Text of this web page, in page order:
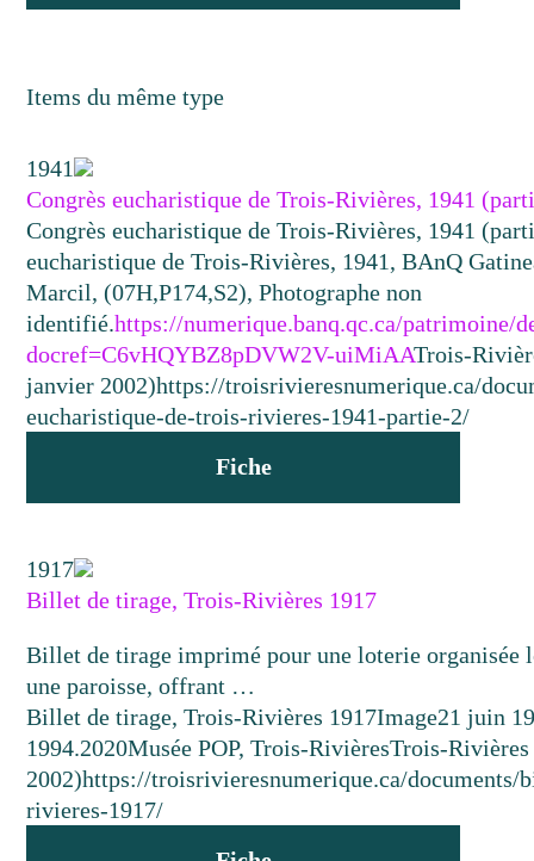
Items du même type
1941
Congrès eucharistique de Trois-Rivières, 1941
Congrès eucharistique de Trois-Rivières, 1941
eucharistique de Trois-Rivières, 1941, BAnQ
Marcil, (07H,P174,S2), Photographe non
identifié.https://numerique.banq.qc.ca/patrimoine/
docref=C6vHQYBZ8pDVW2V-uiMiAATrois-
janvier 2002)https://troisrivieresnumerique.ca/
eucharistique-de-trois-rivieres-1941-partie-2/
Fiche
1917
Billet de tirage, Trois-Rivières 1917
Billet de tirage imprimé pour une loterie organisée
une paroisse, offrant …
Billet de tirage, Trois-Rivières 1917Image21 juin
1994.2020Musée POP, Trois-RivièresTrois-
2002)https://troisrivieresnumerique.ca/
rivieres-1917/